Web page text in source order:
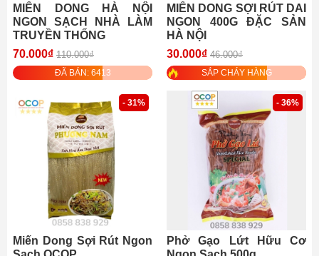
MIẾN DONG HÀ NỘI
NGON SẠCH NHÀ LÀM
TRUYỀN THỐNG
70.000₫ 110.000₫
ĐÃ BÁN: 6413
MIẾN DONG SỢI RÚT DAI
NGON 400G ĐẶC SẢN
HÀ NỘI
30.000₫ 46.000₫
SẮP CHÁY HÀNG
- 31%
Miến Dong Sợi Rút Ngon
- 36%
Phở Gạo Lứt Hữu Cơ